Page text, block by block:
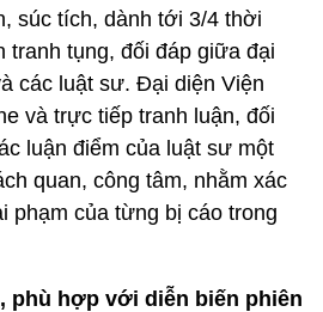
súc tích, dành tới 3/4 thời
tranh tụng, đối đáp giữa đại
các luật sư. Đại diện Viện
và trực tiếp tranh luận, đối
luận điểm của luật sư một
quan, công tâm, nhằm xác
phạm của từng bị cáo trong
phù hợp với diễn biến phiên